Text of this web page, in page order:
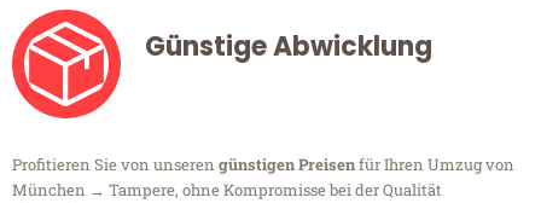
Günstige Abwicklung
Profitieren Sie von unseren günstigen Preisenfür Ihren Umzug von
München → Tampere, ohne Kompromisse bei der Qualität